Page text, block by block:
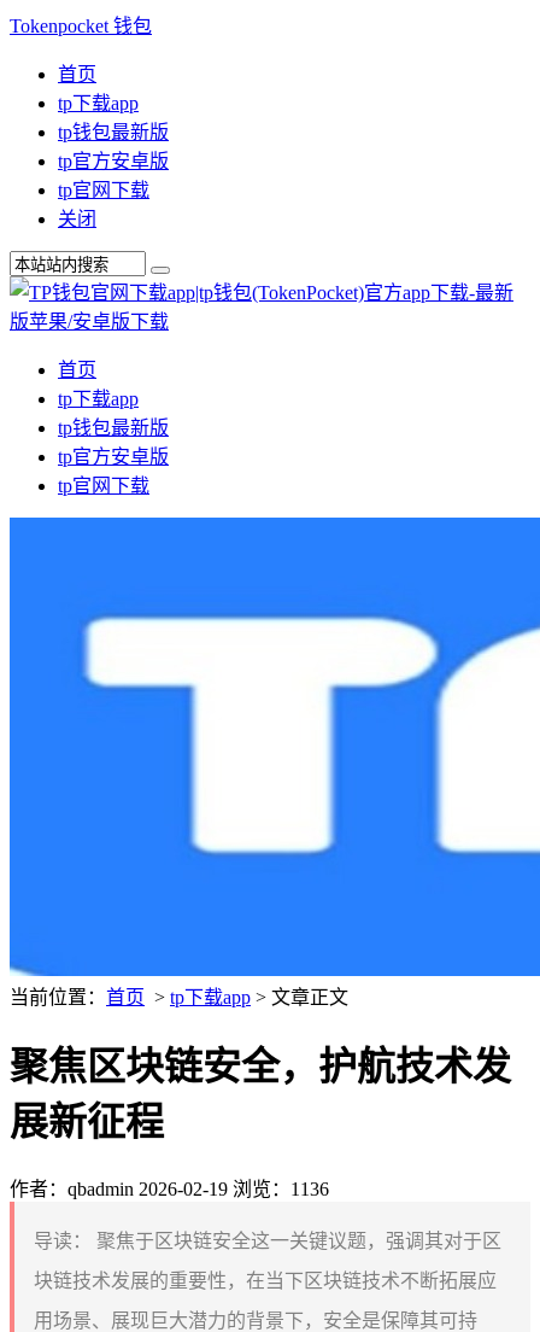
Tokenpocket 钱包
首页
tp下载app
tp钱包最新版
tp官方安卓版
tp官网下载
关闭
首页
tp下载app
tp钱包最新版
tp官方安卓版
tp官网下载
当前位置： 首页 > tp下载app > 文章正文
聚焦区块链安全，护航技术发
展新征程
作者：qbadmin 2026-02-19 浏览：1136
导读：
聚焦于区块链安全这一关键议题，强调其对于区
块链技术发展的重要性，在当下区块链技术不断拓展应
用场景、展现巨大潜力的背景下，安全是保障其可持